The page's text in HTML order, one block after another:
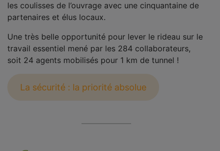
les coulisses de l’ouvrage avec une cinquantaine de
partenaires et élus locaux.
Une très belle opportunité pour lever le rideau sur le
travail essentiel mené par les 284 collaborateurs,
soit 24 agents mobilisés pour 1 km de tunnel !
La sécurité : la priorité absolue